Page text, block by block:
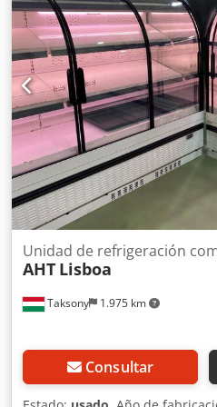
con bloque condensador y
agua helada - Armario de
Acumulador de hielo
de almacenamiento: 55 kWh
descongelación: 42 kW
25 bar Potencia: 7,5 kW
Frecuencia: 50 Hz Longitud:
Altura: 1800 mm
tanque de plástico (aislado,
refrigeración, ventilador,
condensador y regulador de
helada, armario de control
Taksony 1.975 km
Unidad de refrigeración
AHT Lisboa
Consultar